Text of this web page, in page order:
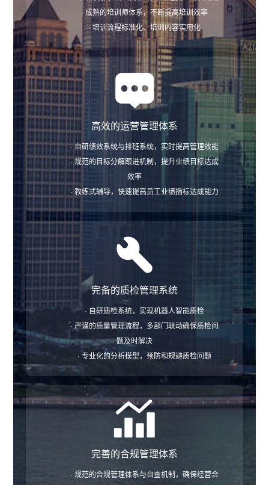
· 成熟的培训师体系，不断提高培训效率
· 培训流程标准化、培训内容实用化
高效的运营管理体系
· 自研绩效系统与排班系统，实时提高管理效能
· 规范的目标分解跟进机制，提升业绩目标达成
效率
· 教练式辅导，快速提高员工业绩指标达成能力
完备的质检管理系统
· 自研质检系统，实现机器人智能质检
· 严谨的质量管理流程，多部门联动确保质检问
题及时解决
· 专业化的分析模型，预防和规避质检问题
完善的合规管理体系
· 规范的合规管理体系与自查机制，确保经营合